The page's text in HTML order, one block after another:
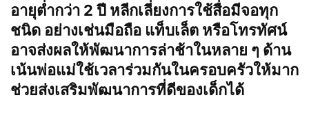
อายุต่ำกว่า 2 ปี หลีกเลี่ยงการใช้สื่อมีจอทุก
ชนิด อย่างเช่นมือถือ แท็บเล็ต หรือโทรทัศน์
อาจส่งผลให้พัฒนาการล่าช้าในหลาย ๆ ด้าน
เน้นพ่อแม่ใช้เวลาร่วมกันในครอบครัวให้มาก
ช่วยส่งเสริมพัฒนาการที่ดีของเด็กได้